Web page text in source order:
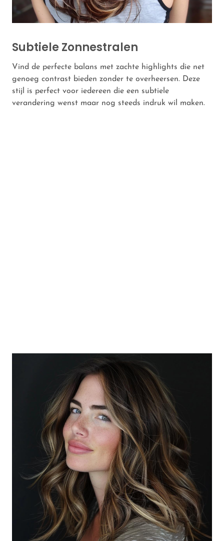
Subtiele Zonnestralen
Vind de perfecte balans met zachte highlights die net
genoeg contrast bieden zonder te overheersen. Deze
stijl is perfect voor iedereen die een subtiele
verandering wenst maar nog steeds indruk wil maken.